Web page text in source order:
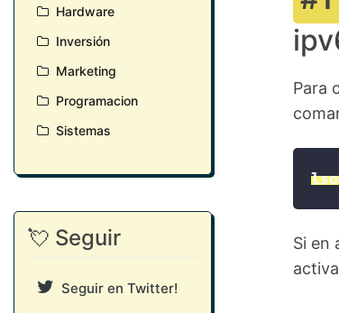
Hardware
Inversión
Marketing
Programacion
Sistemas
💘 Seguir
Seguir en Twitter!
Para
Si en